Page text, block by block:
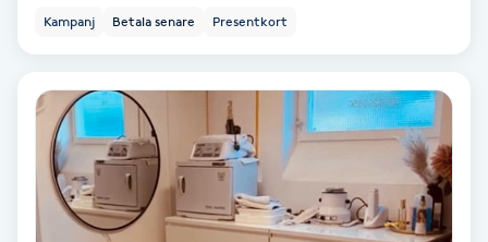
Fransk manikyr
Fransrengöring
Frekvensterapi
Friskvård
Kampanj Betala senare Presentkort